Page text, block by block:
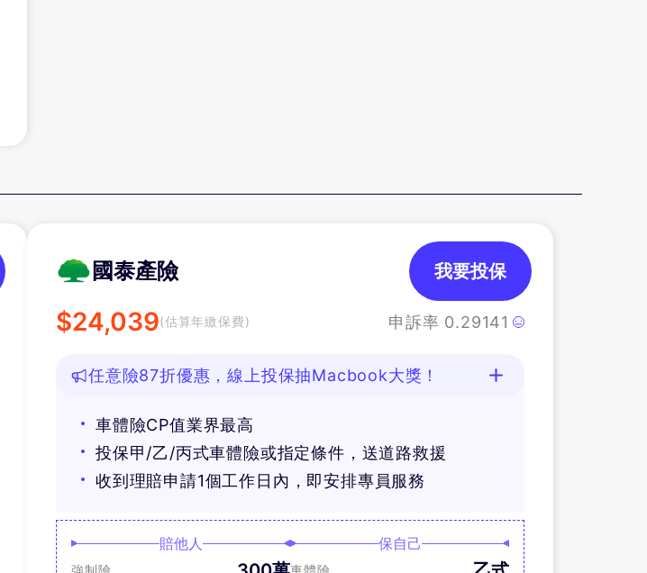
國泰產險
$24,039(估算年繳保費) 申訴率 0.29141
我要投保
任意險87折優惠，線上投保抽Macbook大獎！
車體險CP值業界最高
投保甲/乙/丙式車體險或指定條件，送道路救援
收到理賠申請1個工作日內，即安排專員服務
賠他人
強制險
保自己
車體險